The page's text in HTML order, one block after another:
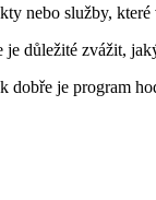
nebo služby,
důležité zvážit,
je program